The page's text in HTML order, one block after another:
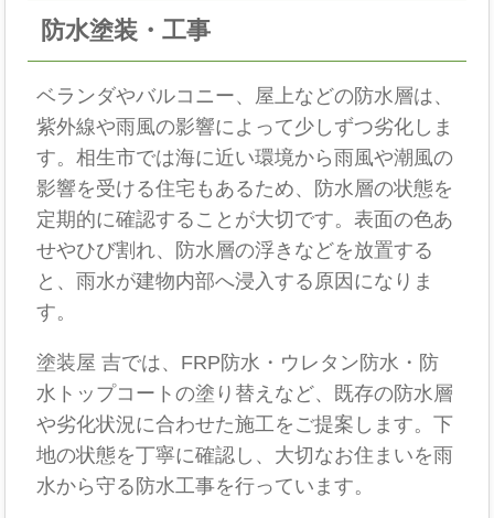
防水塗装・工事
ベランダやバルコニー、屋上などの防水層は、
紫外線や雨風の影響によって少しずつ劣化しま
す。相生市では海に近い環境から雨風や潮風の
影響を受ける住宅もあるため、防水層の状態を
定期的に確認することが大切です。表面の色あ
せやひび割れ、防水層の浮きなどを放置する
と、雨水が建物内部へ浸入する原因になりま
す。
塗装屋 吉では、FRP防水・ウレタン防水・防
水トップコートの塗り替えなど、既存の防水層
や劣化状況に合わせた施工をご提案します。下
地の状態を丁寧に確認し、大切なお住まいを雨
水から守る防水工事を行っています。